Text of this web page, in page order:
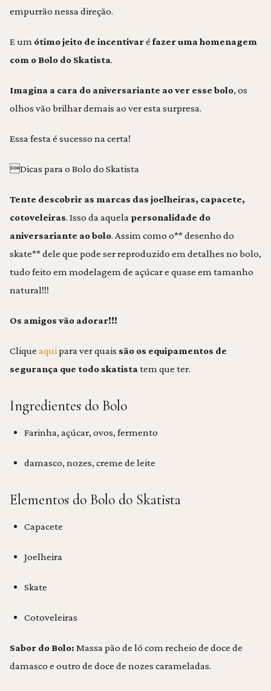
empurrão nessa direção.
E um ótimo jeito de incentivaréfazer uma homenagem
com o Bolo do Skatista.
Imagina a cara do aniversariante ao ver esse bolo, os
olhos vão brilhar demais ao ver esta surpresa.
Essa festa é sucesso na certa!
Dicas para o Bolo do Skatista
Tente descobrir as marcas das joelheiras, capacete,
cotoveleiras. Isso da aquela personalidade do
aniversariante ao bolo. Assim como o** desenho do
skate** dele que pode ser reproduzido em detalhes no bolo,
tudo feito em modelagem de açúcar e quase em tamanho
natural!!!
Os amigos vão adorar!!!
Clique aquipara ver quais são os equipamentos de
segurança que todo skatistatem que ter.
Ingredientes do Bolo
Farinha, açúcar, ovos, fermento
damasco, nozes, creme de leite
Elementos do Bolo do Skatista
Capacete
Joelheira
Skate
Cotoveleiras
Sabor do Bolo: Massa pão de ló com recheio de doce de
damasco e outro de doce de nozes carameladas.